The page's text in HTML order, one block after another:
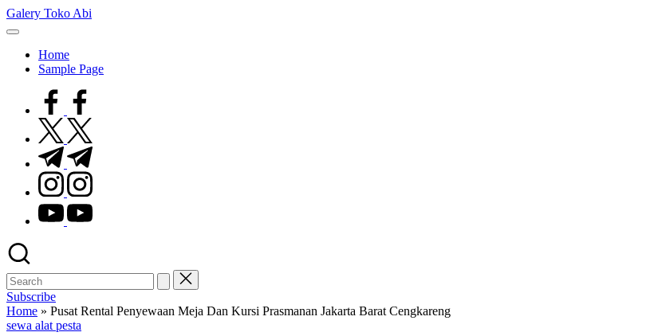
Skip
to
Galery Toko Abi
Home
Sample Page
facebook.com
twitter.com
t.me
instagram.com
youtube.com
Subscribe
Home » Pusat Rental Penyewaan Meja Dan Kursi Prasmanan Jakarta Barat Cengkareng
Posted
sewa alat pesta